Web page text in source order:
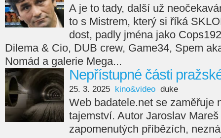
A je to tady, další už
to s Mistrem, který si říká
dost, padly jména jako
Dilema & Cio, DUB crew, Game34, Spem
Nomád a galerie Mega...
Nepřístupné části
25. 3. 2025 kino&video duke
Web badatele.net se zaměřuje
tajemství. Autor Jaroslav
zapomenutých příbězích,